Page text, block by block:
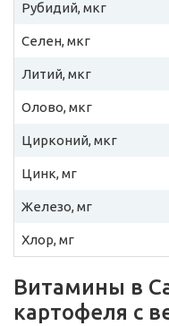
Рубидий, мкг
Селен, мкг
Литий, мкг
Олово, мкг
Цирконий, мкг
Цинк, мг
Железо, мг
Хлор, мг
Витамины в
картофеля с